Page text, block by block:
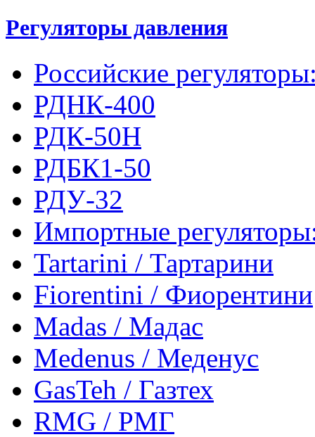
Регуляторы давления
Российские
РДНК-400
РДК-50Н
РДБК1-50
РДУ-32
Импортные
Tartarini / Тартарини
Fiorentini / Фиорентини
Madas / Мадас
Medenus / Меденус
GasTeh / Газтех
RMG / РМГ